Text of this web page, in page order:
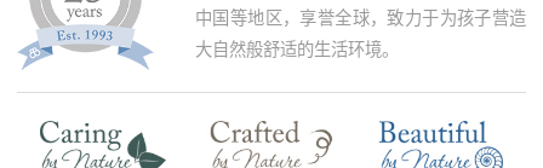
中国等地区，享誉全球，致力于为孩子营造
大自然般舒适的生活环境。